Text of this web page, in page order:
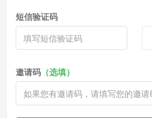
短信验证码
邀请码 （选填）